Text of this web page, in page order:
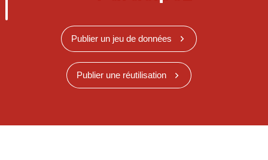
Publier un jeu de données
Publier une réutilisation